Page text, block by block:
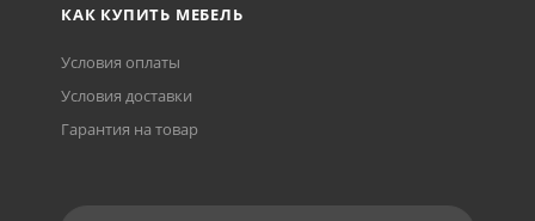
КАК КУПИТЬ МЕБЕЛЬ
Условия оплаты
Условия доставки
Гарантия на товар